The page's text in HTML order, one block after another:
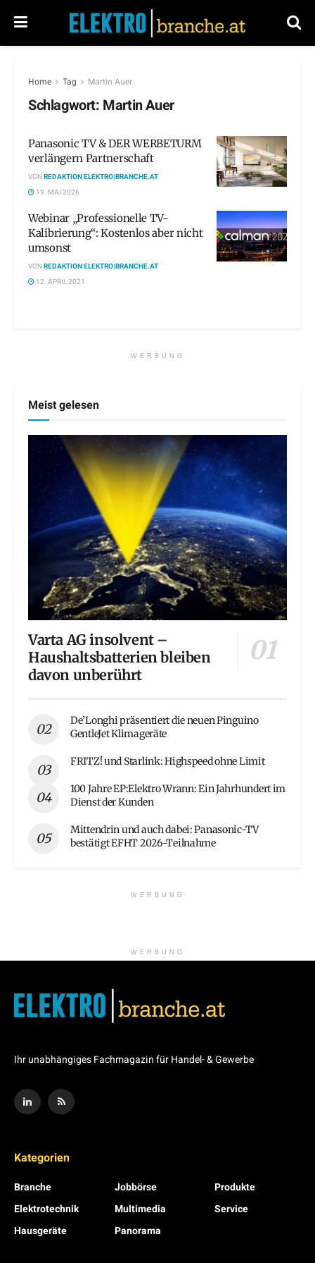
Home Tag Martin Auer
Schlagwort: Martin Auer
Panasonic TV & DER WERBETURM
verlängern Partnerschaft
VONREDAKTION ELEKTRO|BRANCHE.AT
19. MAI 2026
Webinar „Professionelle TV-
Kalibrierung“: Kostenlos aber nicht
umsonst
VONREDAKTION ELEKTRO|BRANCHE.AT
12. APRIL 2021
WERBUNG
Meist gelesen
Varta AG insolvent –
Haushaltsbatterien bleiben
davon unberührt
De’Longhi präsentiert die neuen Pinguino
GentleJet Klimageräte
FRITZ! und Starlink: Highspeed ohne Limit
100 Jahre EP:Elektro Wrann: Ein Jahrhundert im
Dienst der Kunden
Mittendrin und auch dabei: Panasonic-TV
bestätigt EFHT 2026-Teilnahme
WERBUNG
WERBUNG
Ihr unabhängiges Fachmagazin für Handel- & Gewerbe
Kategorien
Branche
Elektrotechnik
Hausgeräte
Jobbörse
Multimedia
Panorama
Produkte
Service